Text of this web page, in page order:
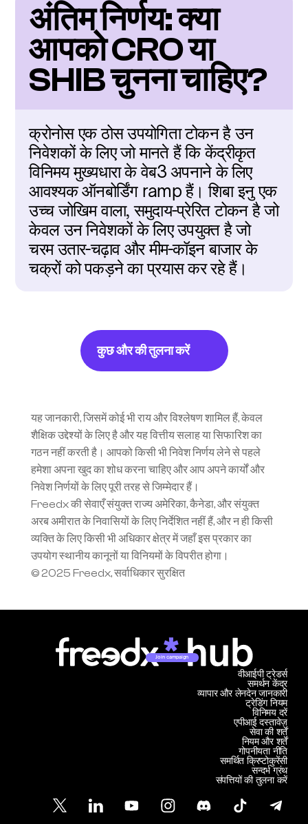
अंतिम निर्णय: क्या
आपको CRO या
SHIB चुनना चाहिए?
क्रोनोस एक ठोस उपयोगिता टोकन है उन
निवेशकों के लिए जो मानते हैं कि केंद्रीकृत
विनिमय मुख्यधारा के वेब3 अपनाने के लिए
आवश्यक ऑनबोर्डिंग ramp हैं। शिबा इनु एक
उच्च जोखिम वाला, समुदाय-प्रेरित टोकन है जो
केवल उन निवेशकों के लिए उपयुक्त है जो
चरम उतार-चढ़ाव और मीम-कॉइन बाजार के
चक्रों को पकड़ने का प्रयास कर रहे हैं।
कुछ और की तुलना करें
यह जानकारी, जिसमें कोई भी राय और विश्लेषण शामिल हैं, केवल
शैक्षिक उद्देश्यों के लिए है और यह वित्तीय सलाह या सिफारिश का
गठन नहीं करती है। आपको किसी भी निवेश निर्णय लेने से पहले
हमेशा अपना खुद का शोध करना चाहिए और आप अपने कार्यों और
निवेश निर्णयों के लिए पूरी तरह से जिम्मेदार हैं।
Freedx की सेवाएँ संयुक्त राज्य अमेरिका, कैनेडा, और संयुक्त
अरब अमीरात के निवासियों के लिए निर्देशित नहीं हैं, और न ही किसी
व्यक्ति के लिए किसी भी अधिकार क्षेत्र में जहाँ इस प्रकार का
उपयोग स्थानीय कानूनों या विनियमों के विपरीत होगा।
© 2025 Freedx, सर्वाधिकार सुरक्षित
Join campaign
समर्थन केंद्र
व्यापार और लेनदेन जानकारी
वीआईपी ट्रेडर्स
ट्रेडिंग नियम
विनिमय दरें
एपीआई दस्तावेज़
सेवा की शर्तें
नियम और शर्तें
गोपनीयता नीति
समर्थित क्रिप्टोकुरेंसी
सन्दर्भ ग्रंथ
संपत्तियों की तुलना करें